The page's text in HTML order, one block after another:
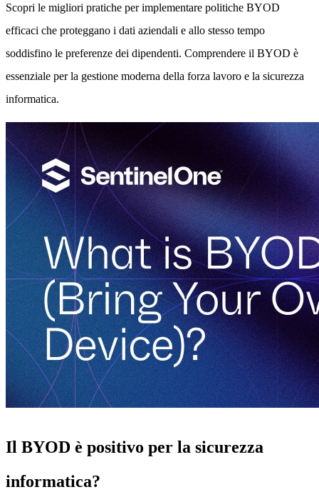
Scopri le migliori pratiche per implementare politiche BYOD
efficaci che proteggano i dati aziendali e allo stesso tempo
soddisfino le preferenze dei dipendenti. Comprendere il BYOD è
essenziale per la gestione moderna della forza lavoro e la sicurezza
informatica.
Il BYOD è positivo per la sicurezza
informatica?